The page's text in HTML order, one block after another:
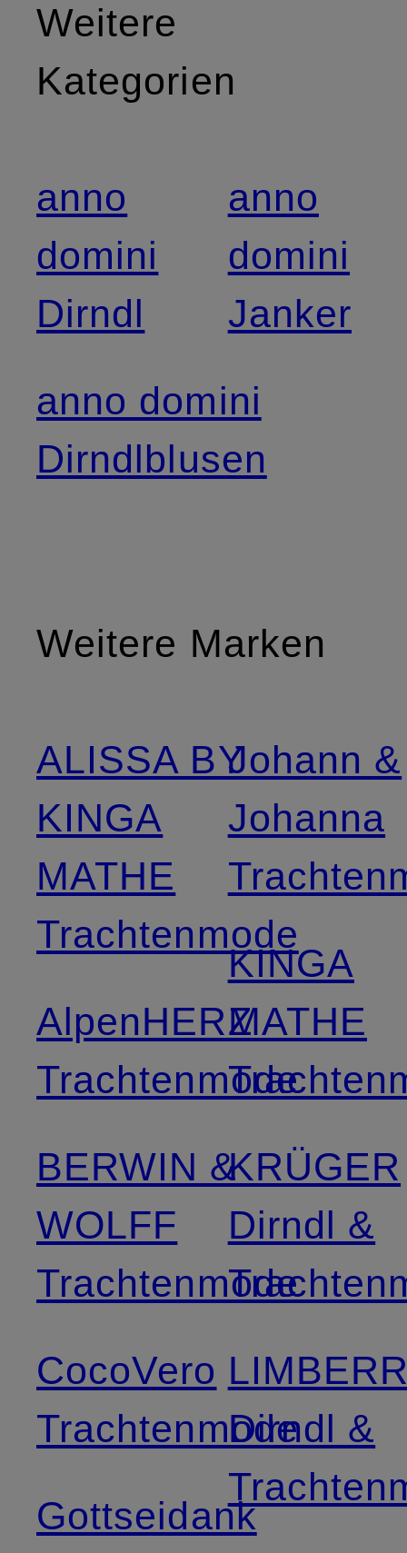
Weitere
Kategorien
anno
domini
Dirndl
anno domini
Dirndlblusen
anno
domini
Janker
Weitere Marken
ALISSA BY
KINGA
MATHE
Trachtenmode
AlpenHERZ
Trachtenmode
BERWIN &
WOLFF
Trachtenmode
CocoVero
Trachtenmode
Gottseidank
Johann &
Johanna
KINGA
MATHE
KRÜGER
Dirndl &
Dirndl &